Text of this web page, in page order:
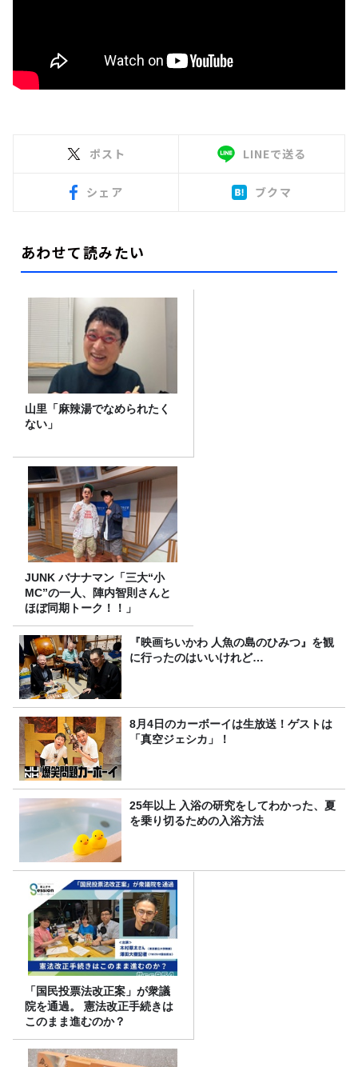
ポスト LINEで送る
シェア ブクマ
あわせて読みたい
山里「麻辣湯でなめられたく
ない」
JUNK バナナマン「三大“小
MC”の一人、陣内智則さんと
ほぼ同期トーク！！」
『映画ちいかわ 人魚の島のひみつ』を観
に行ったのはいいけれど…
8月4日のカーボーイは生放送！ゲストは
「真空ジェシカ」！
25年以上 入浴の研究をしてわかった、夏
を乗り切るための入浴方法
「国民投票法改正案」が衆議
院を通過。 憲法改正手続きは
このまま進むのか？